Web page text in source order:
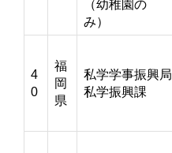
（幼稚園の
み）
4
0
福
岡
県
私学学事振興局
私学振興課